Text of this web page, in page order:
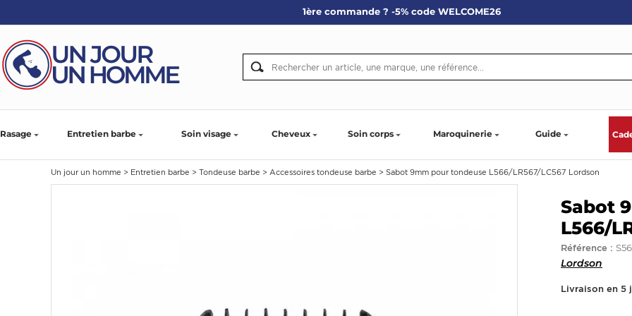
1ère commande ? -5% code WELCOME26
Rasage Entretien barbe Soin visage Cheveux Soin corps Maroquinerie Guide
Un jour un homme > Entretien barbe > Tondeuse barbe > Accessoires tondeuse barbe > Sabot 9mm pour tondeuse L566/LR567/LC567 Lordson
Sabot
L566/
Référence :
Lordson
Livraison en 5